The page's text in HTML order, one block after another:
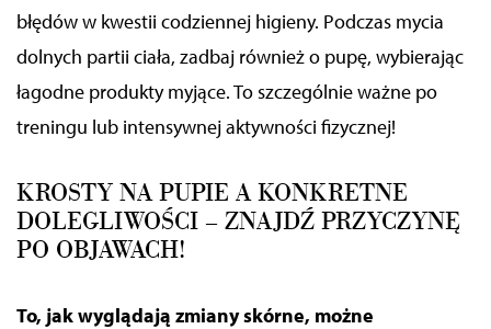
błędów w kwestii codziennej higieny. Podczas mycia
dolnych partii ciała, zadbaj również o pupę, wybierając
łagodne produkty myjące. To szczególnie ważne po
treningu lub intensywnej aktywności fizycznej!
KROSTY NA PUPIE A KONKRETNE
DOLEGLIWOŚCI – ZNAJDŹ PRZYCZYNĘ
PO OBJAWACH!
To, jak wyglądają zmiany skórne, możne